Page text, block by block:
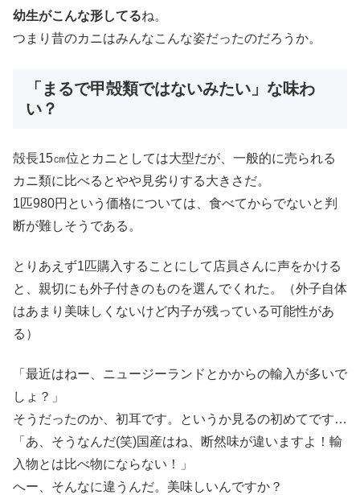
幼生がこんな形してるね。
つまり昔のカニはみんなこんな姿だったのだろうか。
「まるで甲殻類ではないみたい」な味わ
い？
殻長15㎝位とカニとしては大型だが、一般的に売られる
カニ類に比べるとやや見劣りする大きさだ。
1匹980円という価格については、食べてからでないと判
断が難しそうである。
とりあえず1匹購入することにして店員さんに声をかける
と、親切にも外子付きのものを選んでくれた。（外子自体
はあまり美味しくないけど内子が残っている可能性があ
る）
「最近はねー、ニュージーランドとかからの輸入が多いで
しょ？」
そうだったのか、初耳です。というか見るの初めてです…
「あ、そうなんだ(笑)国産はね、断然味が違いますよ！輸
入物とは比べ物にならない！」
へー、そんなに違うんだ。美味しいんですか？